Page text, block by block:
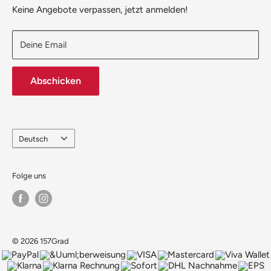
Keine Angebote verpassen, jetzt anmelden!
Deine Email
Abschicken
157Grad-Blog
Hinweise zum Batteriegesetz
Sprache
Deutsch
Folge uns
© 2026 157Grad